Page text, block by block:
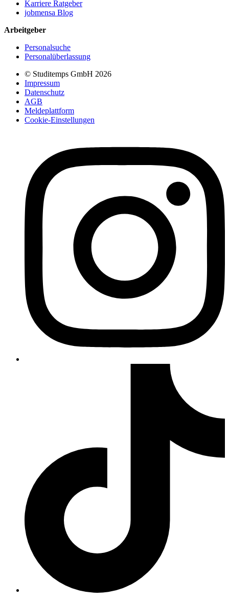
Karriere Ratgeber
jobmensa Blog
Arbeitgeber
Personalsuche
Personalüberlassung
© Studitemps GmbH 2026
Impressum
Datenschutz
AGB
Meldeplattform
Cookie-Einstellungen